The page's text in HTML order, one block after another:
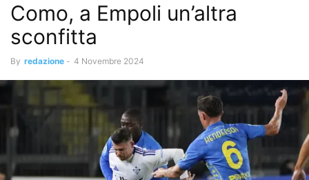
Como, a Empoli un’altra
sconfitta
By redazione - 4 Novembre 2024